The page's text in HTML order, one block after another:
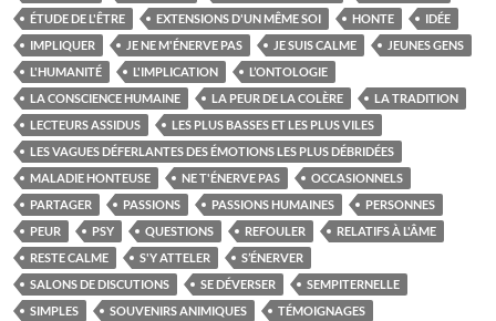
ÉTUDE DE L'ÊTRE
EXTENSIONS D'UN MÊME SOI HONTE
IDÉE
IMPLIQUER
JE NE M'ÉNERVE PAS JE SUIS CALME
JEUNES GENS
L'HUMANITÉ
L'IMPLICATION
L’ONTOLOGIE
LA CONSCIENCE HUMAINE
LA PEUR DE LA COLÈRE
LA TRADITION
LECTEURS ASSIDUS
LES PLUS BASSES ET LES PLUS VILES
LES VAGUES DÉFERLANTES DES ÉMOTIONS LES PLUS DÉBRIDÉES
MALADIE HONTEUSE
NE T'ÉNERVE PAS
OCCASIONNELS
PARTAGER
PASSIONS PASSIONS HUMAINES
PERSONNES
PEUR
PSY QUESTIONS REFOULER
RELATIFS À L'ÂME
RESTE CALME
S'Y ATTELER
S’ÉNERVER
SALONS DE DISCUTIONS
SE DÉVERSER
SEMPITERNELLE
SIMPLES
SOUVENIRS ANIMIQUES
TÉMOIGNAGES